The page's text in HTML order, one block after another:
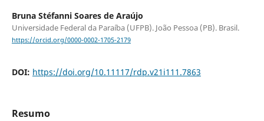
Bruna Stéfanni Soares de Araújo
Universidade Federal da Paraíba (UFPB). João Pessoa (PB). Brasil.
https://orcid.org/0000-0002-1705-2179
DOI: https://doi.org/10.11117/rdp.v21i111.7863
Resumo